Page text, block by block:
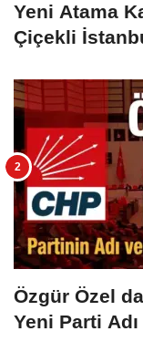
Yeni Atama
Çiçekli
Özgür Özel
Yeni Parti